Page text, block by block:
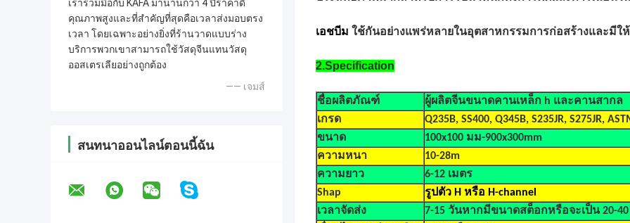
เราร่วมมือกับ KAFA มานานกว่า 4 ปีราคาดี
คุณภาพสูงและที่สำคัญที่สุดคือเวลาส่งมอบตรง
เวลา โดยเฉพาะอย่างยิ่งที่ร้านวาดแบบร่าง
บริการพวกเขาสามารถใช้วัสดุจีนแทนวัสดุ
ออสเตรเลียอย่างถูกต้อง
—— เจมส์
สนทนาออนไลน์ตอนนี้ฉัน
เอชบีม ใช้กันอย่างแพร่หลายในอุตสาหกรรมการก่อสร้างและมีใ
2.Specification
ชื่อผลิตภัณฑ์
ผู้ผลิตจีนขนาดคานเหล็ก h และคานสากล
เกรด
Q235B, SS400, Q345B, S235JR, S275JR,
ขนาด
100x100 มม-900x300mm
ความหนา
10-28m
ความยาว
6-12 เมตร
Shap
รูปตัว H หรือ H-channel
เวลาจัดส่ง
7-15 วันหากมีขนาดสต็อกหรือจะเป็น 20-